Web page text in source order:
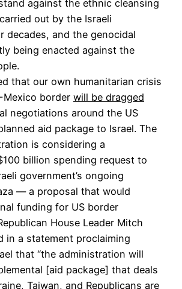
against the ethnic cleansing
out by the Israeli
decades, and the genocidal
being enacted against the
that our own humanitarian crisis
Mexico border will be dragged
negotiations around the US
aid package to Israel. The
is considering a
billion spending request to
government’s ongoing
— a proposal that would
funding for US border
House Leader Mitch
in a statement proclaiming
that “the administration will
[aid package] that deals
Taiwan, and Republicans are